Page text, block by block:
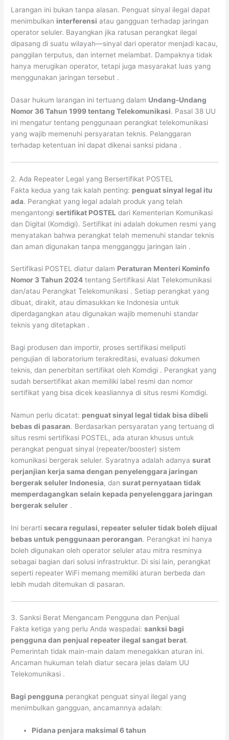
Larangan ini bukan tanpa alasan. Penguat sinyal ilegal dapat
menimbulkan interferensi atau gangguan terhadap jaringan
operator seluler. Bayangkan jika ratusan perangkat ilegal
dipasang di suatu wilayah—sinyal dari operator menjadi kacau,
panggilan terputus, dan internet melambat. Dampaknya tidak
hanya merugikan operator, tetapi juga masyarakat luas yang
menggunakan jaringan tersebut .
Dasar hukum larangan ini tertuang dalam Undang-Undang
Nomor 36 Tahun 1999 tentang Telekomunikasi. Pasal 38 UU
ini mengatur tentang penggunaan perangkat telekomunikasi
yang wajib memenuhi persyaratan teknis. Pelanggaran
terhadap ketentuan ini dapat dikenai sanksi pidana .
2. Ada Repeater Legal yang Bersertifikat POSTEL
Fakta kedua yang tak kalah penting: penguat sinyal legal itu
ada. Perangkat yang legal adalah produk yang telah
mengantongisertifikat POSTEL dari Kementerian Komunikasi
dan Digital (Komdigi). Sertifikat ini adalah dokumen resmi yang
menyatakan bahwa perangkat telah memenuhi standar teknis
dan aman digunakan tanpa mengganggu jaringan lain .
Sertifikasi POSTEL diatur dalam Peraturan Menteri Kominfo
Nomor 3 Tahun 2024 tentang Sertifikasi Alat Telekomunikasi
dan/atau Perangkat Telekomunikasi . Setiap perangkat yang
dibuat, dirakit, atau dimasukkan ke Indonesia untuk
diperdagangkan atau digunakan wajib memenuhi standar
teknis yang ditetapkan .
Bagi produsen dan importir, proses sertifikasi meliputi
pengujian di laboratorium terakreditasi, evaluasi dokumen
teknis, dan penerbitan sertifikat oleh Komdigi . Perangkat yang
sudah bersertifikat akan memiliki label resmi dan nomor
sertifikat yang bisa dicek keasliannya di situs resmi Komdigi.
Namun perlu dicatat: penguat sinyal legal tidak bisa dibeli
bebas di pasaran. Berdasarkan persyaratan yang tertuang di
situs resmi sertifikasi POSTEL, ada aturan khusus untuk
perangkat penguat sinyal (repeater/booster) sistem
komunikasi bergerak seluler. Syaratnya adalah adanyasurat
perjanjian kerja sama dengan penyelenggara jaringan
bergerak seluler Indonesia, dansurat pernyataan tidak
memperdagangkan selain kepada penyelenggara jaringan
bergerak seluler .
Ini berartisecara regulasi, repeater seluler tidak boleh dijual
bebas untuk penggunaan perorangan. Perangkat ini hanya
boleh digunakan oleh operator seluler atau mitra resminya
sebagai bagian dari solusi infrastruktur. Di sisi lain, perangkat
seperti repeater WiFi memang memiliki aturan berbeda dan
lebih mudah ditemukan di pasaran.
3. Sanksi Berat Mengancam Pengguna dan Penjual
Fakta ketiga yang perlu Anda waspadai:sanksi bagi
pengguna dan penjual repeater ilegal sangat berat.
Pemerintah tidak main-main dalam menegakkan aturan ini.
Ancaman hukuman telah diatur secara jelas dalam UU
Telekomunikasi .
Bagi pengguna perangkat penguat sinyal ilegal yang
menimbulkan gangguan, ancamannya adalah:
Pidana penjara maksimal 6 tahun